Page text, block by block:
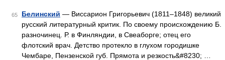
65 Белинский — Виссарион Григорьевич (1811–1848) великий
русский литературный критик. По своему происхождению Б.
разночинец. Р. в Финляндии, в Свеаборге; отец его
флотский врач. Детство протекло в глухом городишке
Чембаре, Пензенской губ. Прямота и резкость&#8230; …